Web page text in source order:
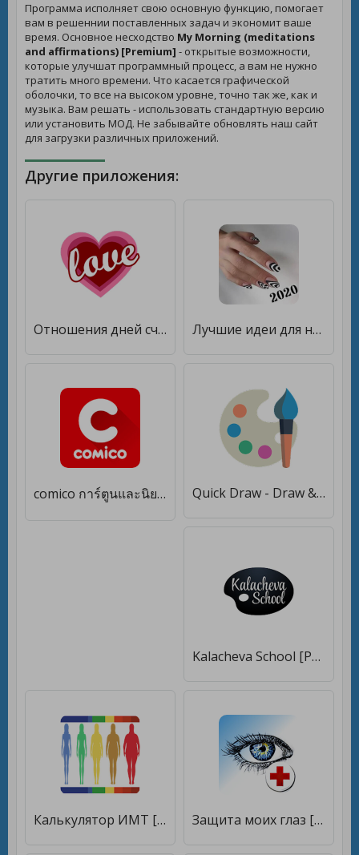
Программа исполняет свою основную функцию, помогает
вам в решеннии поставленных задач и экономит ваше
время. Основное несходство My Morning (meditations
and affirmations) [Premium] - открытые возможности,
которые улучшат программный процесс, а вам не нужно
тратить много времени. Что касается графической
оболочки, то все на высоком уровне, точно так же, как и
музыка. Вам решать - использовать стандартную версию
или установить МОД. Не забывайте обновлять наш сайт
для загрузки различных приложений.
Другие приложения:
Отношения дней счетчик [Premium] Лучшие идеи для ногтей [Premium]
comico การ์ตูนและนิยายออนไลน์ [Premium] Quick Draw - Draw & Paint [Premium]
Kalacheva School [Premium]
Калькулятор ИМТ [Premium] Защита моих глаз [Premium]